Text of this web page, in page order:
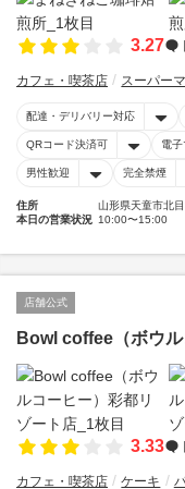
3.27
カフェ・喫茶店 スーパー
配達・デリバリー対応
QRコード決済可 電
男性歓迎 完全禁煙
住所
山形県天童市北
本日の営業状況 10:00〜15:00
店舗公式
Bowl coffee（ボウ
3.33
カフェ・喫茶店 ケーキ